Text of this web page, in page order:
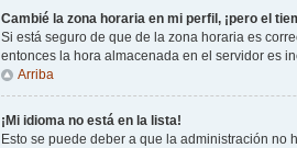
Cambié la zona horaria en mi perfil, ¡pero el
Si está seguro de que de la zona horaria es
entonces la hora almacenada en el servidor es
Arriba
¡Mi idioma no está en la lista!
Esto se puede deber a que la administración no